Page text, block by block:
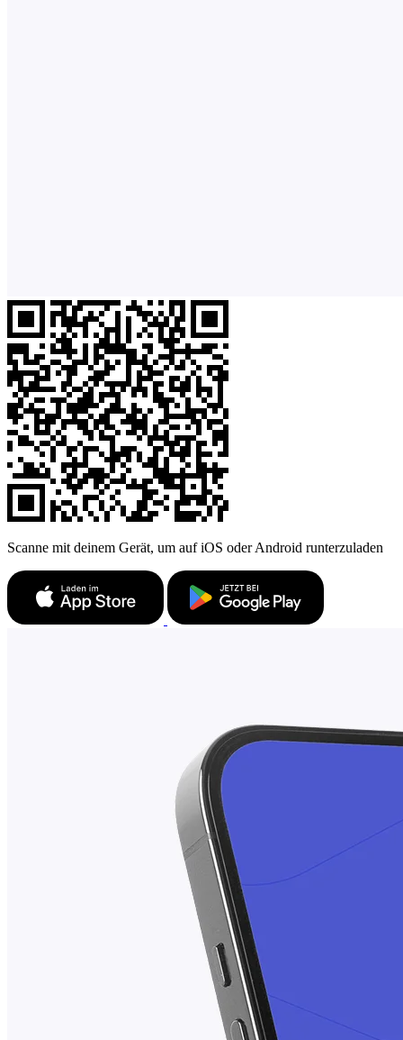
Scanne mit deinem Gerät, um auf iOS oder Android runterzuladen